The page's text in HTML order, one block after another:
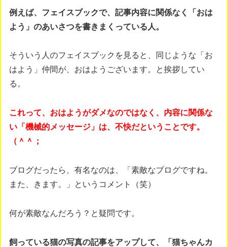
例えば、フェイスブックで、記事内容に関係なく「おは
よう」のあいさつを書きまくっている人。
そういう人のフェイスブックを見ると、同じような「お
はよう」仲間が、おはようございます。と挨拶してい
る。
これって、おはようがダメなのではなく、内容に関係な
い「機械的メッセージ」は、不快だということです。
（＾＾；
ブログだったら、有名なのは、「素敵なブログですね。
また、きます。」というコメント（笑）
何が素敵なんだろう？と疑問です。
飼っている猫の写真の記事をアップして、「猫ちゃんカ